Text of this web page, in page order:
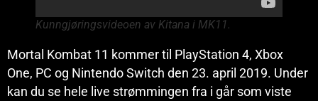
Kunngjøringsvideoen av Kitana i MK11.
Mortal Kombat 11 kommer til PlayStation 4, Xbox
One, PC og Nintendo Switch den 23. april 2019. Under
kan du se hele live strømmingen fra i går som viste